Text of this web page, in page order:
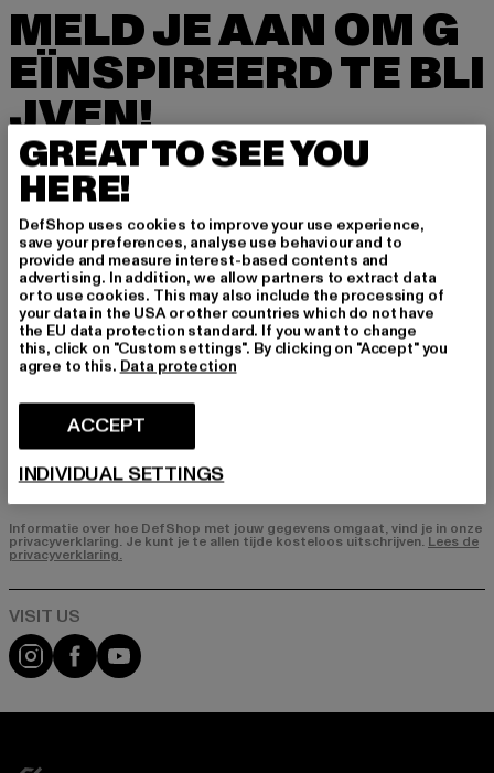
MELD JE AAN OM G
EÏNSPIREERD TE BLI
JVEN!
Meld je hier aan voor onze nieuwsbrief en ontv
ang in de toekomst informatie over actuele tre
nds, aanbiedingen en waardebonnen van DefS
hop per e-mail!
In welke producten bent u geïnteresseerd?
HEREN
DAMES
E-MAIL
AANMELDEN
Informatie over hoe DefShop met jouw gegevens omgaat, vind je in onze
privacyverklaring. Je kunt je te allen tijde kosteloos uitschrijven. Lees de
privacyverklaring.
Visit our Instagram page:
Visit our Facebook page:
Visit our YouTube channel:
GREAT TO SEE YOU
HERE!
DefShop uses cookies to improve your use experience,
save your preferences, analyse use behaviour and to
provide and measure interest-based contents and
advertising. In addition, we allow partners to extract data
or to use cookies. This may also include the processing of
your data in the USA or other countries which do not have
the EU data protection standard. If you want to change
this, click on "Custom settings". By clicking on "Accept" you
agree to this. Data protection
ACCEPT
INDIVIDUAL SETTINGS